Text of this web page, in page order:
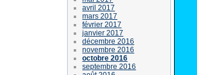
avril 2017
mars 2017
février 2017
janvier 2017
décembre 2016
novembre 2016
octobre 2016
septembre 2016